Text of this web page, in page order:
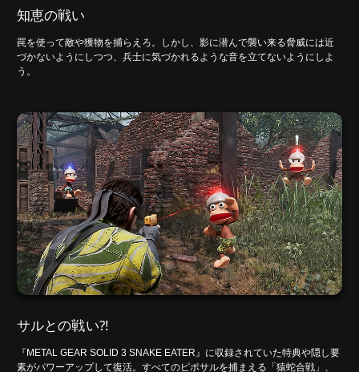
知恵の戦い
罠を使って敵や獲物を捕らえろ。しかし、影に潜んで襲い来る脅威には近
づかないようにしつつ、兵士に気づかれるような音を立てないようにしよ
う。
サルとの戦い⁈
『METAL GEAR SOLID 3 SNAKE EATER』に収録されていた特典や隠し要
素がパワーアップして復活。すべてのピポサルを捕まえる「猿蛇合戦」、